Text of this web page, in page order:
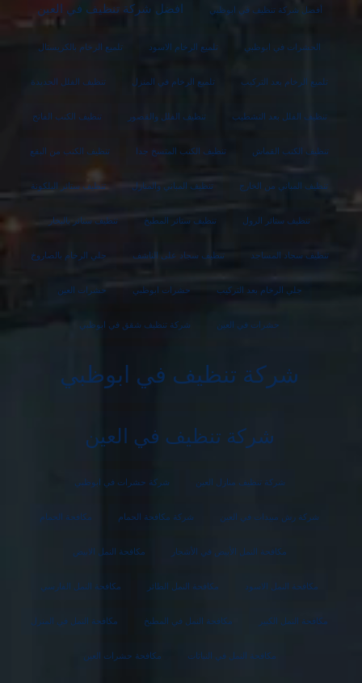
أفضل شركة تنظيف في ابوظبي افضل شركة تنظيف في العين
الحشرات في ابوظبي تلميع الرخام الاسود تلميع الرخام بالكريستال
تلميع الرخام بعد التركيب تلميع الرخام في المنزل تنظيف الفلل الجديدة
تنظيف الفلل بعد التشطيب تنظيف الفلل والقصور تنظيف الكنب الفاتح
تنظيف الكنب القماش تنظيف الكنب المتسخ جدا تنظيف الكنب من البقع
تنظيف المباني من الخارج تنظيف المباني والمنازل تنظيف ستائر البلكونة
تنظيف ستائر الرول تنظيف ستائر المطبخ تنظيف ستائر بالبخار
تنظيف سجاد المساجد تنظيف سجاد على الناشف جلي الرخام بالصاروخ
جلي الرخام بعد التركيب حشرات ابوظبي حشرات العين
حشرات في العين شركة تنظيف شقق في ابوظبي
شركة تنظيف في ابوظبي
شركة تنظيف في العين
شركة تنظيف منازل العين شركة حشرات في ابوظبي
شركة رش مبيدات في العين شركة مكافحة الحمام مكافحة الحمام
مكافحة النمل الأبيض في الأشجار مكافحة النمل الابيض
مكافحة النمل الاسود مكافحة النمل الطائر مكافحة النمل الفارسي
مكافحة النمل الكبير مكافحة النمل في المطبخ مكافحة النمل في المنزل
مكافحة النمل في النباتات مكافحة حشرات العين